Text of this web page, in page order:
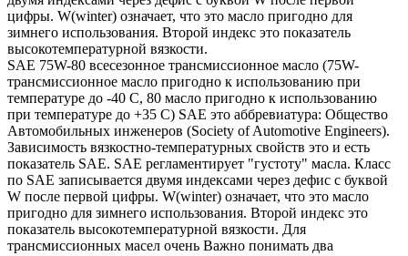
цифры. W(winter) означает, что это масло пригодно для
зимнего использования. Второй индекс это показатель
высокотемпературной вязкости.
SAE 75W-80 всесезонное трансмиссионное масло (75W-
трансмиссионное масло пригодно к использованию при
температуре до -40 С, 80 масло пригодно к использованию
при температуре до +35 С) SAE это аббревиатура: Общество
Автомобильных инженеров (Society of Automotive Engineers).
Зависимость вязкостно-температурных свойств это и есть
показатель SAE. SAE регламентирует "густоту" масла. Класс
по SAE записывается двумя индексами через дефис с буквой
W после первой цифры. W(winter) означает, что это масло
пригодно для зимнего использования. Второй индекс это
показатель высокотемпературной вязкости. Для
трансмиссионных масел очень Важно понимать два